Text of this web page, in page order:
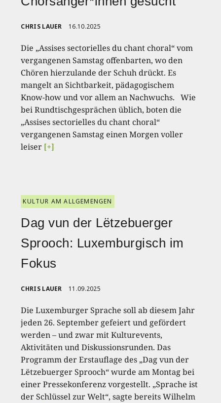
CHRIS LAUER 16.10.2025
Die „Assises sectorielles du chant choral“ vom
vergangenen Samstag offenbarten, wo den
Chören hierzulande der Schuh drückt. Es
mangelt an Sichtbarkeit, pädagogischem
Know-how und vor allem an Nachwuchs. Wie
bei Rundtischgesprächen üblich, boten die
„Assises sectorielles du chant choral“
vergangenen Samstag einen Morgen voller
leiser [+]
KULTUR AM ALLGEMENGEN
Dag vun der Lëtzebuerger
Sprooch: Luxemburgisch im
Fokus
CHRIS LAUER 11.09.2025
Die Luxemburger Sprache soll ab diesem Jahr
jeden 26. September gefeiert und gefördert
werden – und zwar mit Kulturevents,
Aktivitäten und Diskussionsrunden. Das
Programm der Erstauflage des „Dag vun der
Lëtzebuerger Sprooch“ wurde am Montag bei
einer Pressekonferenz vorgestellt. „Sprache ist
der Schlüssel zur Welt“, sagte bereits Wilhelm